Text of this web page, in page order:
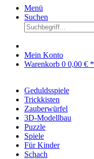
Menü
Suchen
Mein Konto
Warenkorb 0 0,00 € *
Geduldsspiele
Trickkisten
Zauberwürfel
3D-Modellbau
Puzzle
Spiele
Für Kinder
Schach